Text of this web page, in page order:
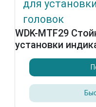
WDK-MTF29
установки